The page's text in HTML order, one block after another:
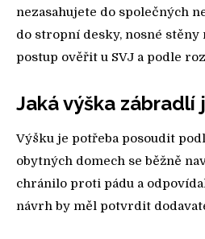
nezasahujete do společných
do stropní desky, nosné
postup ověřit u SVJ a podle
Jaká výška zábradlí
Výšku je potřeba posoudit
obytných domech se běžně
chránilo proti pádu a
návrh by měl potvrdit